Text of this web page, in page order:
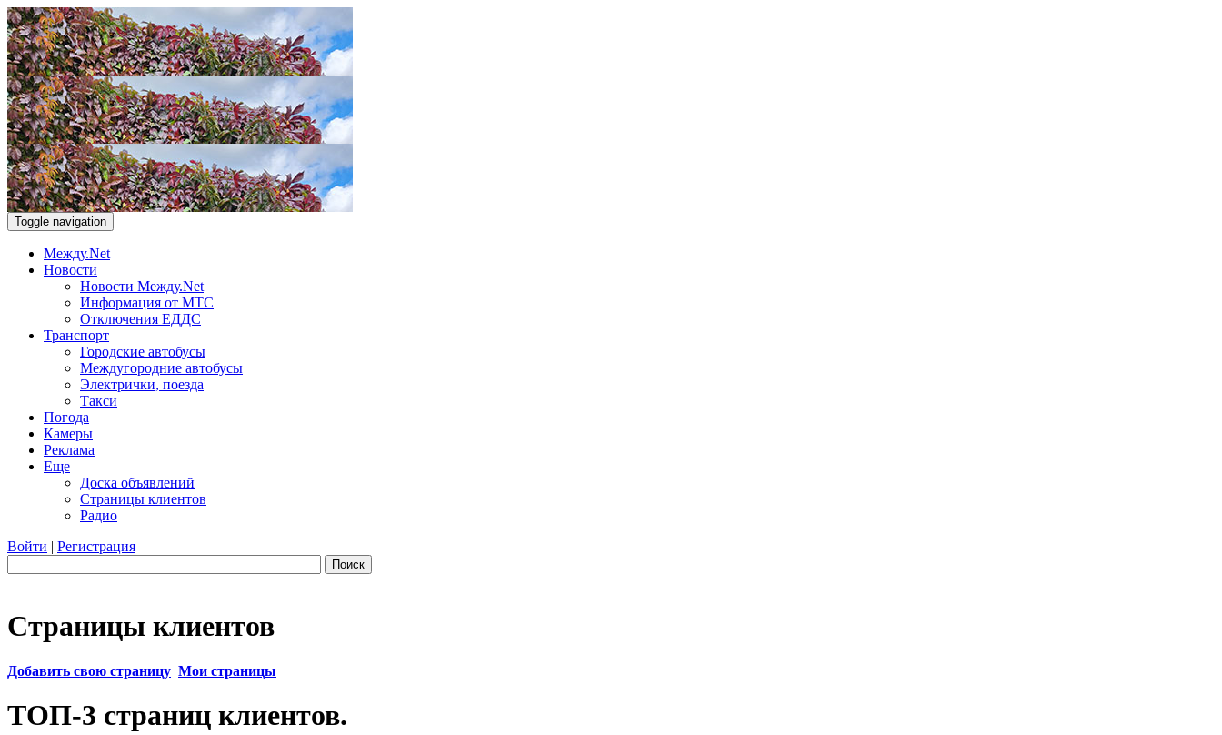
Toggle navigation
Между.Net
Новости
Новости Между.Net
Информация от МТС
Отключения ЕДДС
Транспорт
Городские автобусы
Междугородние автобусы
Электрички, поезда
Такси
Погода
Камеры
Реклама
Еще
Доска объявлений
Страницы клиентов
Радио
Войти | Регистрация
Поиск
Страницы клиентов
Добавить свою страницу Мои страницы
ТОП-3 страниц клиентов.